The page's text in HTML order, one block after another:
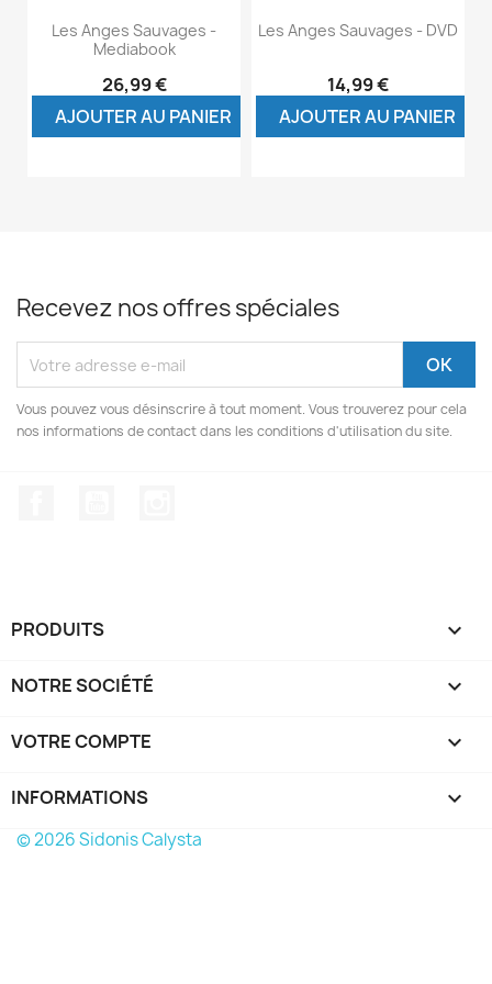
Les Anges Sauvages -
Mediabook
26,99 €
AJOUTER AU PANIER
Les Anges Sauvages - DVD
14,99 €
AJOUTER AU PANIER
Recevez nos offres spéciales
Vous pouvez vous désinscrire à tout moment. Vous trouverez pour cela
nos informations de contact dans les conditions d'utilisation du site.
PRODUITS 
NOTRE SOCIÉTÉ 
VOTRE COMPTE 
INFORMATIONS keyboard_arrow_down
© 2026 Sidonis Calysta